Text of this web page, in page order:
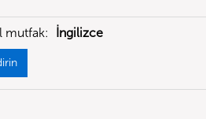
mutfak: İngilizce